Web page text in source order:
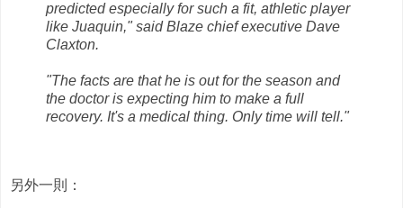
predicted especially for such a fit, athletic player
like Juaquin," said Blaze chief executive Dave
Claxton.
"The facts are that he is out for the season and
the doctor is expecting him to make a full
recovery. It's a medical thing. Only time will tell."
另外一則：